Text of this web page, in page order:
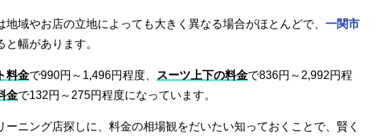
地域やお店の立地によっても大きく異なる場合がほとんどで、 一関市
幅があります。
料金で990円～1,496円程度、 スーツ上下の料金で836円～2,992円程
金で132円～275円程度になっています。
ーニング店探しに、料金の相場観をだいたい知っておくことで、賢く